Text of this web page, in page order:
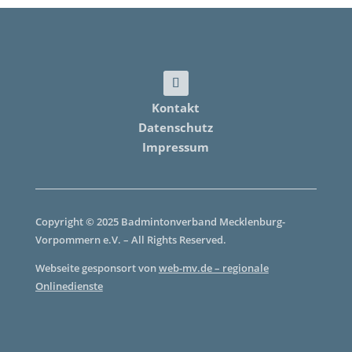
Kontakt
Datenschutz
Impressum
Copyright © 2025 Badmintonverband Mecklenburg-
Vorpommern e.V. – All Rights Reserved.
Webseite gesponsort vonweb-mv.de – regionale
Onlinedienste